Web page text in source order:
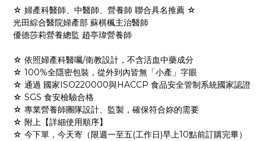
☆ 婦產科醫師、中醫師、營養師 聯合具名推薦 ☆
光田綜合醫院婦產部 蘇棋楓主治醫師
優德莎莉營養總監 趙亭瑋營養師
☆ 依照婦產科醫囑/衛教設計，不含活血中藥成分
☆ 100%全隱密包裝，從外到內皆無「小產」字眼
☆ 通過 國家ISO220000與HACCP 食品安全管制系統國家認證
☆ SGS 食安檢驗合格
☆ 專業營養師團隊設計、監製，確保符合妳的需要
☆ 附上【詳細使用順序】
☆ 今下單，今天寄（限週一至五(工作日)早上10點前訂購完畢）